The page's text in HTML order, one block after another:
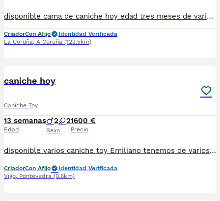
disponible cama de caniche hoy edad tres meses de varios colores tenemos color apticot y rojo están vacunados desparasitado se entrega con cartilla sanitaria pasaporte microchip garantías son sanos y activos. Están listos para la entrega para cualquier forma no formación llámanos en número622220217 precio desde 1600 macho hembra desde 1800
CriadorCon Afijo
Identidad Verificada
La Coruña, A Coruña (122.5km)
caniche hoy
Caniche Toy
13 semanas
Edad
2 2
Sexo
1600 €
Precio
disponible varios caniche toy Emiliano tenemos de varios tipos de caniche varios colores centro de cria especializado en caniche. Estamos en Galicia. Los perros están listos para la entrega con dos vacunas pasaporte, microchip y garantías. Si estás interesado llámanos al número 622220217 Precio desde 1600
CriadorCon Afijo
Identidad Verificada
Vigo, Pontevedra (0.6km)